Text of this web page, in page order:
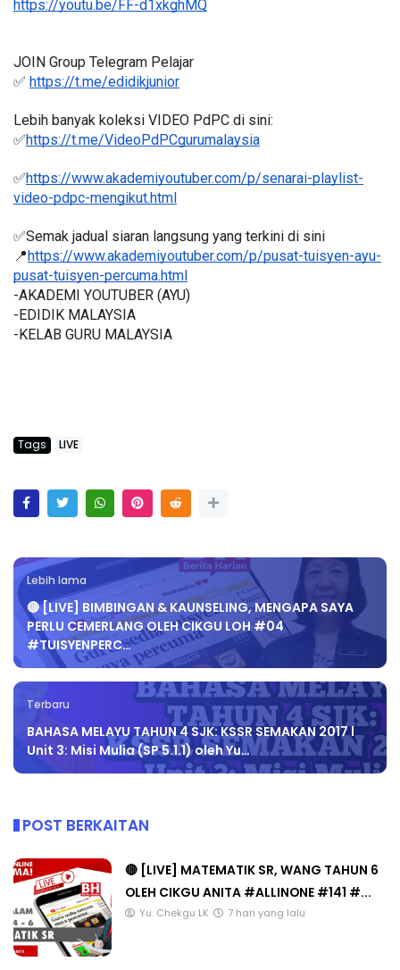
https://youtu.be/FF-d1xkghMQ
JOIN Group Telegram Pelajar
✅ https://t.me/edidikjunior
Lebih banyak koleksi VIDEO PdPC di sini:
✅https://t.me/VideoPdPCgurumalaysia
✅https://www.akademiyoutuber.com/p/senarai-playlist-
video-pdpc-mengikut.html
✅Semak jadual siaran langsung yang terkini di sini
📍https://www.akademiyoutuber.com/p/pusat-tuisyen-ayu-
pusat-tuisyen-percuma.html
-AKADEMI YOUTUBER (AYU)
-EDIDIK MALAYSIA
-KELAB GURU MALAYSIA
Tags LIVE
Lebih lama
🔴 [LIVE] BIMBINGAN & KAUNSELING, MENGAPA SAYA
PERLU CEMERLANG OLEH CIKGU LOH #04
#TUISYENPERC…
Terbaru
BAHASA MELAYU TAHUN 4 SJK: KSSR SEMAKAN 2017 l
Unit 3: Misi Mulia (SP 5.1.1) oleh Yu…
POST BERKAITAN
🔴 [LIVE] MATEMATIK SR, WANG TAHUN 6
OLEH CIKGU ANITA #ALLINONE #141 #...
Yu. Chekgu LK 7 hari yang lalu